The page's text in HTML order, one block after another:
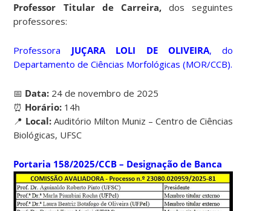
Professor Titular de Carreira,dos seguintes
professores:
Professora JUÇARA LOLI DE OLIVEIRA, do
Departamento de Ciências Morfológicas (MOR/CCB).
📅 Data: 24 de novembro de 2025
⏰ Horário: 14h
📍 Local:Auditório Milton Muniz – Centro de Ciências
Biológicas, UFSC
Portaria 158/2025/CCB – Designação de Banca